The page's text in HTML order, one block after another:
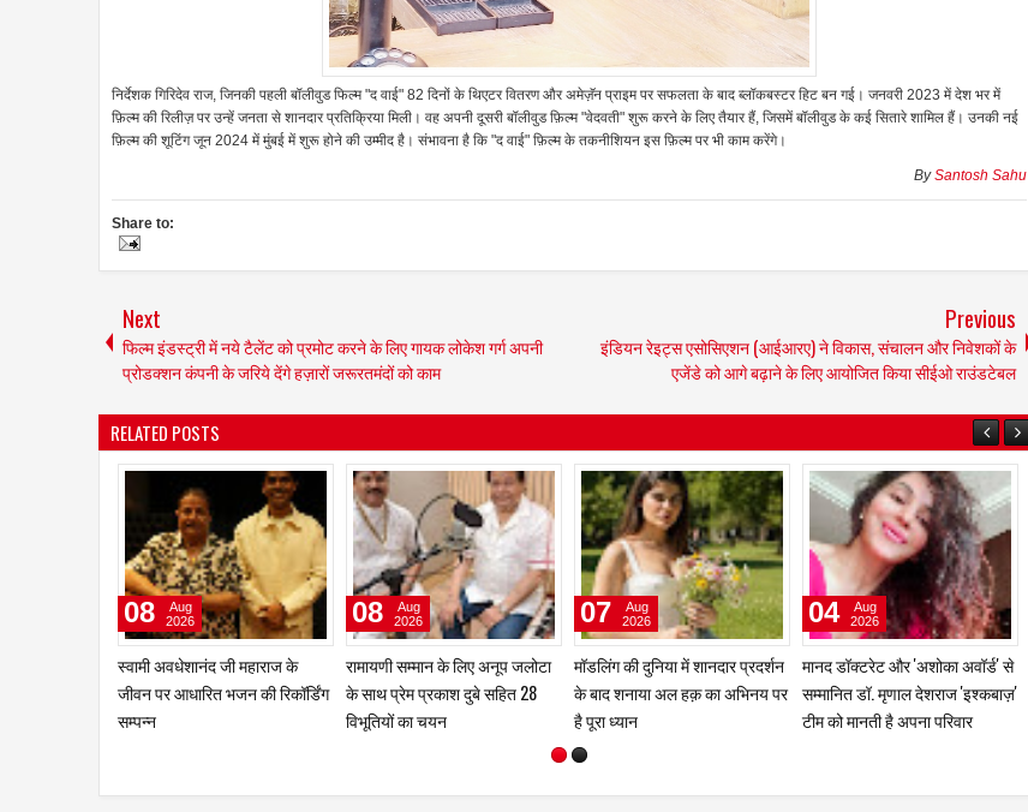
निर्देशक गिरिदेव राज, जिनकी पहली बॉलीवुड फिल्म "द वाई" 82 दिनों के थिएटर वितरण और अमेज़ॅन प्राइम पर सफलता के बाद ब्लॉकबस्टर हिट बन गई। जनवरी 2023 में देश भर में
फ़िल्म की रिलीज़ पर उन्हें जनता से शानदार प्रतिक्रिया मिली। वह अपनी दूसरी बॉलीवुड फ़िल्म "वेदवती" शुरू करने के लिए तैयार हैं, जिसमें बॉलीवुड के कई सितारे शामिल हैं। उनकी नई
फ़िल्म की शूटिंग जून 2024 में मुंबई में शुरू होने की उम्मीद है। संभावना है कि "द वाई" फ़िल्म के तकनीशियन इस फ़िल्म पर भी काम करेंगे।
BySantosh Sahu
Share to:
Next
फिल्म इंडस्ट्री में नये टैलेंट को प्रमोट करने के लिए गायक लोकेश गर्ग अपनी
प्रोडक्शन कंपनी के जरिये देंगे हज़ारों जरूरतमंदों को काम
Previous
इंडियन रेइट्स एसोसिएशन (आईआरए) ने विकास, संचालन और निवेशकों के
एजेंडे को आगे बढ़ाने के लिए आयोजित किया सीईओ राउंडटेबल
RELATED POSTS
ज़ारा पटेल को पसंद है श्रीदेवी की
अदा, माधुरी का नृत्य और शिल्पा का
आत्मविश्वास
03
Aug
2026
जूही तिवारी की रही है ज्वेलरी, साड़ी,
कॉस्मेटिक्स और अन्य प्रतिष्ठित
ब्रांड्स के विज्ञापनों में प्रभावशाली
02
Aug
2026
स्वामी अवधेशानंद जी महाराज के
जीवन पर आधारित भजन की रिकॉर्डिंग
सम्पन्न
08
Aug
2026
रामायणी सम्मान के लिए अनूप जलोटा
के साथ प्रेम प्रकाश दुबे सहित 28
विभूतियों का चयन
08
Aug
2026